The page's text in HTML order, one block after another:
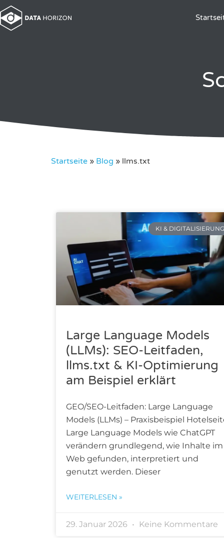
Startseite » Blog » llms.txt
KI &
Large Language Models
(LLMs): SEO-Leitfaden,
llms.txt & KI-Optimierung
am Beispiel erklärt
GEO/SEO-Leitfaden: Large Language
Models (LLMs) – Praxisbeispiel
Large Language Models wie ChatGPT
verändern grundlegend, wie Inhalte im
Web gefunden, interpretiert und
genutzt werden. Dieser
WEITERLESEN »
29. Januar 2026 Keine Kommentare